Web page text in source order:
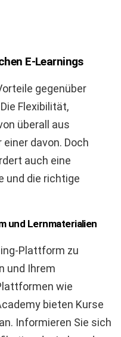
E-Learnings
gegenüber
Flexibilität,
überall aus
davon. Doch
auch eine
und die richtige
und Lernmaterialien
Plattform zu
und Ihrem
wie
bieten Kurse
Informieren Sie sich